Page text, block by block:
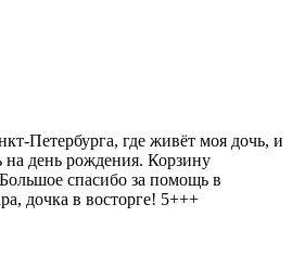
Петербурга, где живёт моя дочь, и
на день рождения. Корзину
спасибо за помощь в
дочка в восторге! 5+++